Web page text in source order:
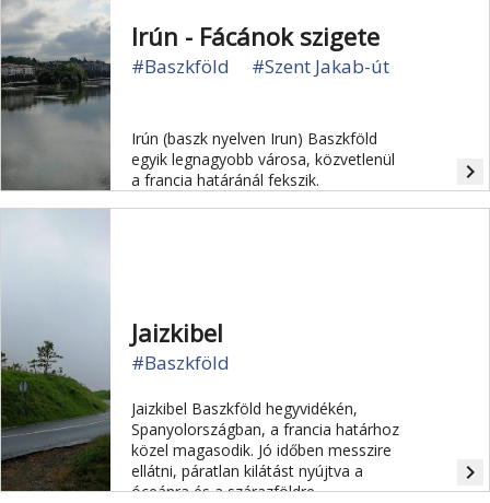
Irún - Fácánok szigete
#Baszkföld #Szent Jakab-út
Irún (baszk nyelven Irun) Baszkföld
egyik legnagyobb városa, közvetlenül
a francia határánál fekszik.
navigate_next
Jaizkibel
#Baszkföld
Jaizkibel Baszkföld hegyvidékén,
Spanyolországban, a francia határhoz
közel magasodik. Jó időben messzire
ellátni, páratlan kilátást nyújtva a
óceánra és a szárazföldre.
navigate_next